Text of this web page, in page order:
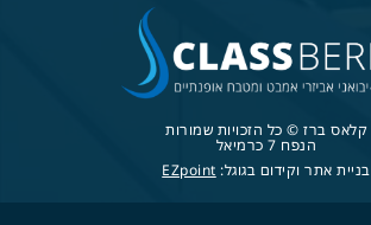
קלאס ברז © כל הזכויות שמורות
הנפח 7 כרמיאל
בניית אתר וקידום בגוגל: EZpoint